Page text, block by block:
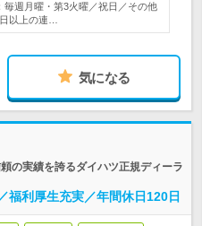
週月曜・第3火曜／祝日／その他
以上の連…
気になる
の実績を誇るダイハツ正規ディーラ
福利厚生充実／年間休日120日